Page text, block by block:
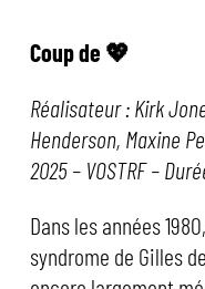
Coup de 💖
Réalisateur : Kirk
Henderson, Maxine
2025 – VOSTRF –
Dans les années
syndrome de Gilles